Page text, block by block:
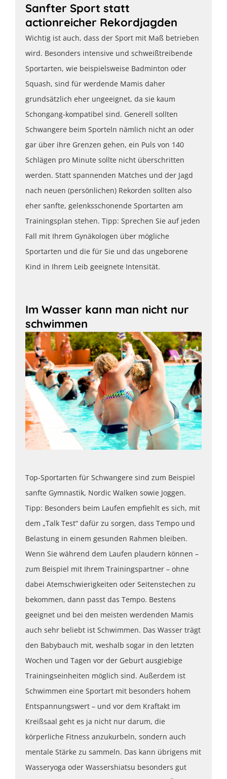
Sanfter Sport statt
actionreicher Rekordjagden
Wichtig ist auch, dass der Sport mit Maß betrieben
wird. Besonders intensive und schweißtreibende
Sportarten, wie beispielsweise Badminton oder
Squash, sind für werdende Mamis daher
grundsätzlich eher ungeeignet, da sie kaum
Schongang-kompatibel sind. Generell sollten
Schwangere beim Sporteln nämlich nicht an oder
gar über ihre Grenzen gehen, ein Puls von 140
Schlägen pro Minute sollte nicht überschritten
werden. Statt spannenden Matches und der Jagd
nach neuen (persönlichen) Rekorden sollten also
eher sanfte, gelenksschonende Sportarten am
Trainingsplan stehen. Tipp: Sprechen Sie auf jeden
Fall mit Ihrem Gynäkologen über mögliche
Sportarten und die für Sie und das ungeborene
Kind in Ihrem Leib geeignete Intensität.
Im Wasser kann man nicht nur
schwimmen
Top-Sportarten für Schwangere sind zum Beispiel
sanfte Gymnastik, Nordic Walken sowie Joggen.
Tipp: Besonders beim Laufen empfiehlt es sich, mit
dem „Talk Test“ dafür zu sorgen, dass Tempo und
Belastung in einem gesunden Rahmen bleiben.
Wenn Sie während dem Laufen plaudern können –
zum Beispiel mit Ihrem Trainingspartner – ohne
dabei Atemschwierigkeiten oder Seitenstechen zu
bekommen, dann passt das Tempo. Bestens
geeignet und bei den meisten werdenden Mamis
auch sehr beliebt ist Schwimmen. Das Wasser trägt
den Babybauch mit, weshalb sogar in den letzten
Wochen und Tagen vor der Geburt ausgiebige
Trainingseinheiten möglich sind. Außerdem ist
Schwimmen eine Sportart mit besonders hohem
Entspannungswert – und vor dem Kraftakt im
Kreißsaal geht es ja nicht nur darum, die
körperliche Fitness anzukurbeln, sondern auch
mentale Stärke zu sammeln. Das kann übrigens mit
Wasseryoga oder Wassershiatsu besonders gut